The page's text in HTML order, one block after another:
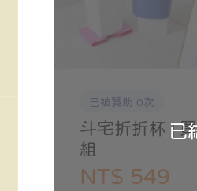
已
已被贊助 0次
斗宅折折杯 |
組
NT$ 549